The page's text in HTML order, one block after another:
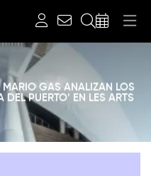
GAS ANALIZAN LOS
DEL PUERTO’ EN LES ARTS